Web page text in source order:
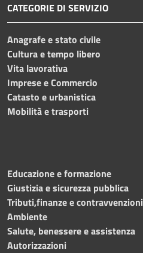
CATEGORIE DI SERVIZIO
Anagrafe e stato civile
Cultura e tempo libero
Vita lavorativa
Imprese e Commercio
Catasto e urbanistica
Mobilità e trasporti
Educazione e formazione
Giustizia e sicurezza pubblica
Tributi,finanze e contravvenzioni
Ambiente
Salute, benessere e assistenza
Autorizzazioni